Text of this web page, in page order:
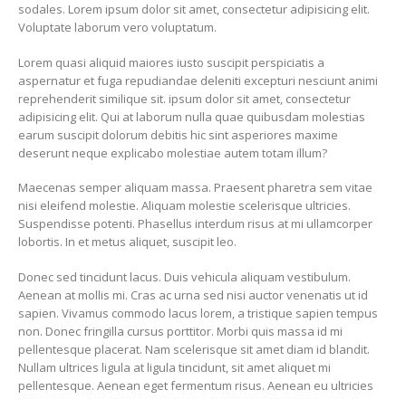
sodales. Lorem ipsum dolor sit amet, consectetur adipisicing elit.
Voluptate laborum vero voluptatum.
Lorem quasi aliquid maiores iusto suscipit perspiciatis a
aspernatur et fuga repudiandae deleniti excepturi nesciunt animi
reprehenderit similique sit. ipsum dolor sit amet, consectetur
adipisicing elit. Qui at laborum nulla quae quibusdam molestias
earum suscipit dolorum debitis hic sint asperiores maxime
deserunt neque explicabo molestiae autem totam illum?
Maecenas semper aliquam massa. Praesent pharetra sem vitae
nisi eleifend molestie. Aliquam molestie scelerisque ultricies.
Suspendisse potenti. Phasellus interdum risus at mi ullamcorper
lobortis. In et metus aliquet, suscipit leo.
Donec sed tincidunt lacus. Duis vehicula aliquam vestibulum.
Aenean at mollis mi. Cras ac urna sed nisi auctor venenatis ut id
sapien. Vivamus commodo lacus lorem, a tristique sapien tempus
non. Donec fringilla cursus porttitor. Morbi quis massa id mi
pellentesque placerat. Nam scelerisque sit amet diam id blandit.
Nullam ultrices ligula at ligula tincidunt, sit amet aliquet mi
pellentesque. Aenean eget fermentum risus. Aenean eu ultricies